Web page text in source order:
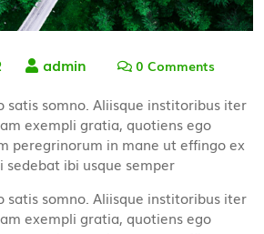
admin 0 Comments
satis somno. Aliisque institoribus iter
exempli gratia, quotiens ego
peregrinorum in mane ut effingo ex
ibi usque semper
satis somno. Aliisque institoribus iter
exempli gratia, quotiens ego